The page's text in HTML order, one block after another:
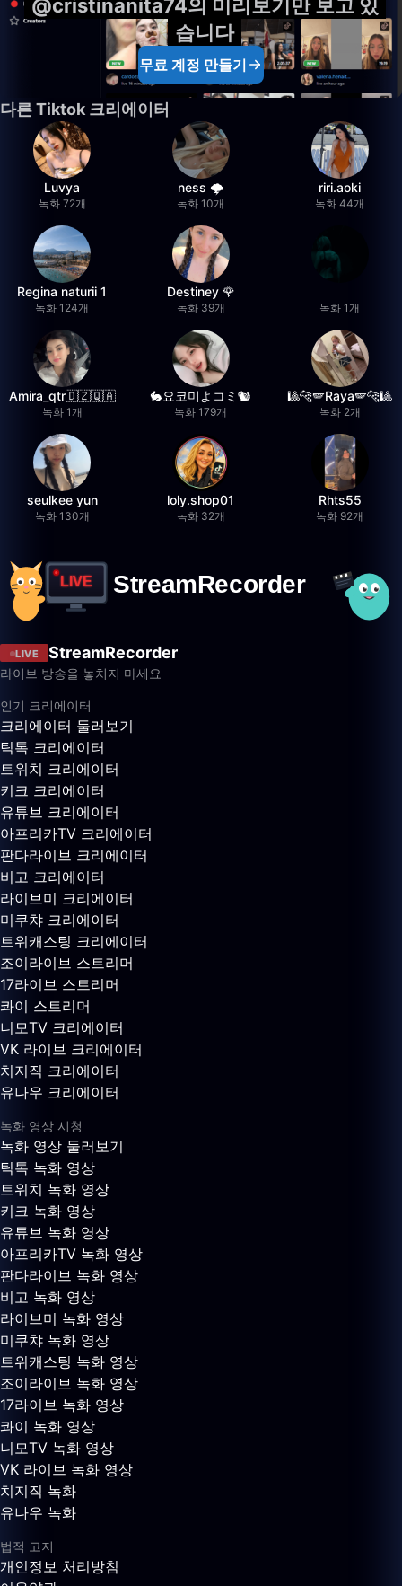
@cristinanita74의 미리보기만 보고 있
습니다
무료 계정 만들기
다른 Tiktok 크리에이터
Luvya
녹화 72개
ness 🌩️
녹화 10개
riri.aoki
녹화 44개
Regina naturii 1
녹화 124개
Destiney 🌹
녹화 39개 녹화 1개
Amira_qtr🇩🇿🇶🇦
녹화 1개
🐇요코미よコミ🐿
녹화 179개
🎱🐆🪽Raya🪽🐆🎱
녹화 2개
seulkee yun
녹화 130개
loly.shop01
녹화 32개
Rhts55
녹화 92개
LIVE StreamRecorder
라이브 방송을 놓치지 마세요
인기 크리에이터
크리에이터 둘러보기
틱톡 크리에이터
트위치 크리에이터
키크 크리에이터
유튜브 크리에이터
아프리카TV 크리에이터
판다라이브 크리에이터
비고 크리에이터
라이브미 크리에이터
미쿠챠 크리에이터
트위캐스팅 크리에이터
조이라이브 스트리머
17라이브 스트리머
콰이 스트리머
니모TV 크리에이터
VK 라이브 크리에이터
치지직 크리에이터
유나우 크리에이터
녹화 영상 시청
녹화 영상 둘러보기
틱톡 녹화 영상
트위치 녹화 영상
키크 녹화 영상
유튜브 녹화 영상
아프리카TV 녹화 영상
판다라이브 녹화 영상
비고 녹화 영상
라이브미 녹화 영상
미쿠챠 녹화 영상
트위캐스팅 녹화 영상
조이라이브 녹화 영상
17라이브 녹화 영상
콰이 녹화 영상
니모TV 녹화 영상
VK 라이브 녹화 영상
치지직 녹화
유나우 녹화
법적 고지
개인정보 처리방침